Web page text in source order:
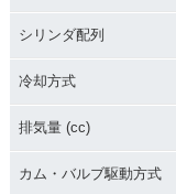
シリンダ配列
冷却方式
排気量 (cc)
カム・バルブ駆動方式